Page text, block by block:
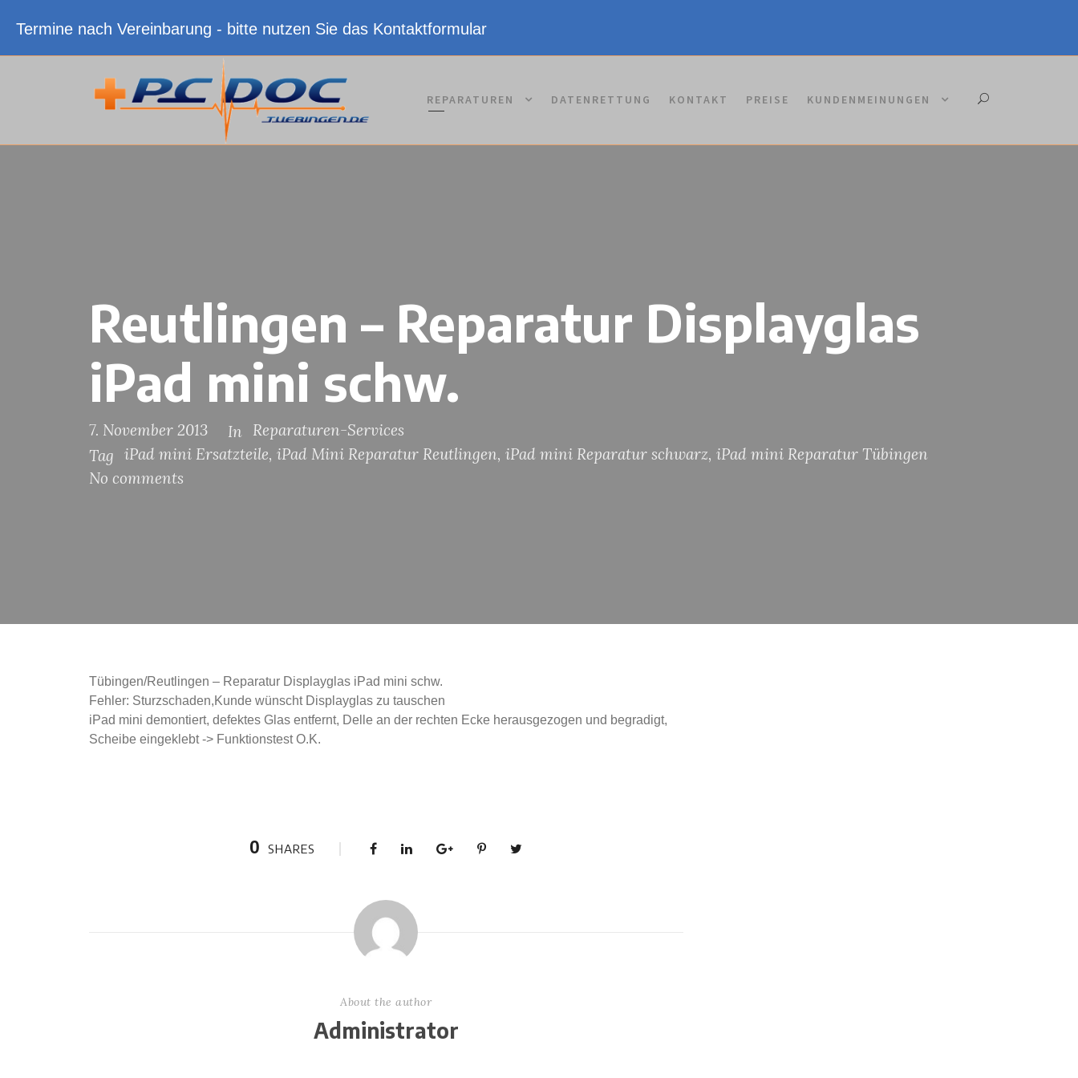
Termine nach Vereinbarung - bitte nutzen Sie das Kontaktformular
REPARATUREN DATENRETTUNG KONTAKT PREISE KUNDENMEINUNGEN
Reutlingen – Reparatur Displayglas
iPad mini schw.
7. November 2013 In
Reparaturen-Services
Tag iPad mini Ersatzteile, iPad Mini Reparatur Reutlingen, iPad mini Reparatur schwarz, iPad mini Reparatur Tübingen
No comments
Tübingen/Reutlingen – Reparatur Displayglas iPad mini schw.
Fehler: Sturzschaden,Kunde wünscht Displayglas zu tauschen
iPad mini demontiert, defektes Glas entfernt, Delle an der rechten Ecke herausgezogen und begradigt,
Scheibe eingeklebt -> Funktionstest O.K.
0 SHARES
About the author
Administrator